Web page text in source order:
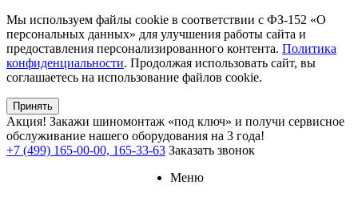
Мы используем файлы cookie в соответствии с ФЗ-152 «О
персональных данных» для улучшения работы сайта и
предоставления персонализированного контента. Политика
конфиденциальности. Продолжая использовать сайт, вы
соглашаетесь на использование файлов cookie.
Принять
Акция! Закажи шиномонтаж «под ключ» и получи сервисное
обслуживание нашего оборудования на 3 года!
+7 (499) 165-00-00, 165-33-63 Заказать звонок
Меню